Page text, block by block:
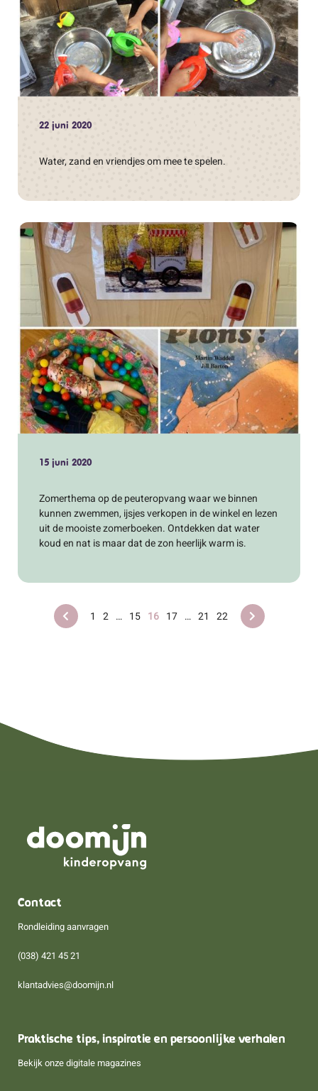
22 juni 2020
Water, zand en vriendjes om mee te spelen.
15 juni 2020
Zomerthema op de peuteropvang waar we binnen
kunnen zwemmen, ijsjes verkopen in de winkel en lezen
uit de mooiste zomerboeken. Ontdekken dat water
koud en nat is maar dat de zon heerlijk warm is.
1 2 … 15 16 17 … 21 22
Contact
Rondleiding aanvragen
(038) 421 45 21
klantadvies@doomijn.nl
Praktische tips, inspiratie en persoonlijke verhalen
Bekijk onze digitale magazines